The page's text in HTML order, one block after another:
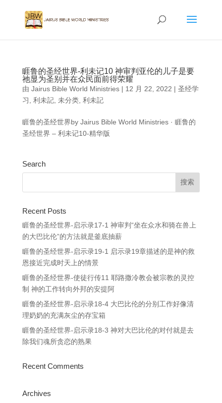
睚鲁的圣经世界-利未记10 神审判亚伦的儿子是要
祂显为圣别并在众民面前得荣耀
由 Jairus Bible World Ministries| 12 月 22, 2022 | 圣经学
习
利未記, 未分类, 利未記
睚鲁的圣经世界by Jairus Bible World Ministries · 睚鲁的
圣经世界 – 利未记10-精华版
Search
Recent Posts
睚鲁的圣经世界-启示录17-1 神审判“坐在众水和骑在兽上
的大巴比伦”的方法就是釜底抽薪
睚鲁的圣经世界-启示录19-1 启示录19章描述的是神的救
恩接近完成时天上的情景
睚鲁的圣经世界-使徒行传11 耶路撒冷教会被宗教的灵控
制 神的工作转向外邦的安提阿
睚鲁的圣经世界-启示录18-4 大巴比伦的分别工作好像清
理奶奶的充满灰尘的存宝箱
睚鲁的圣经世界-启示录18-3 神对大巴比伦的对付就是去
除我们魂所贪恋的熟果
Recent Comments
Archives